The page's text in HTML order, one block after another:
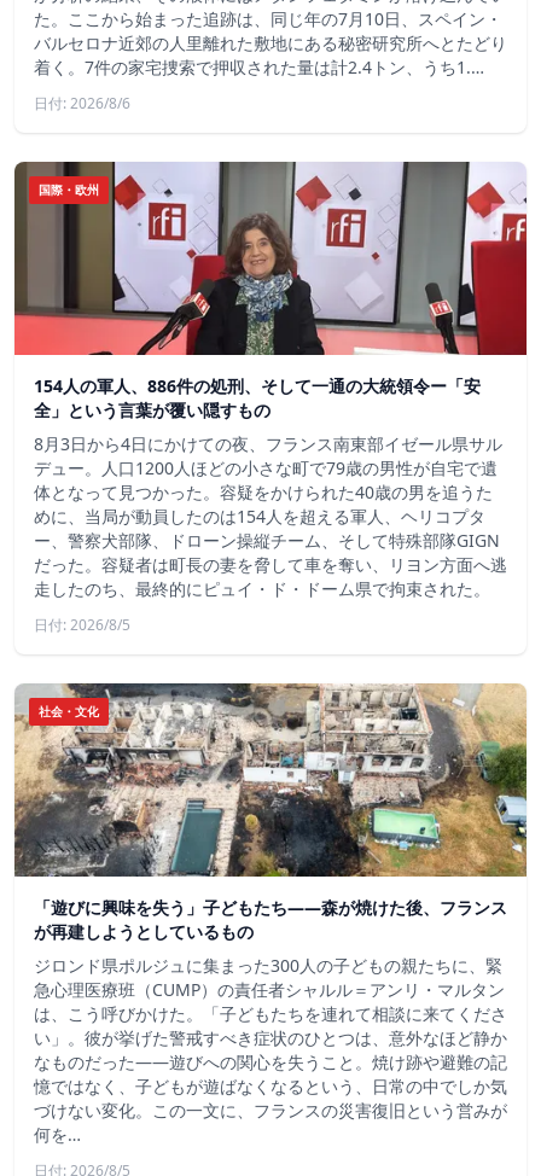
た。ここから始まった追跡は、同じ年の7月10日、スペイン・
バルセロナ近郊の人里離れた敷地にある秘密研究所へとたどり
着く。7件の家宅捜索で押収された量は計2.4トン、うち1.…
日付: 2026/8/6
国際・欧州
154人の軍人、886件の処刑、そして一通の大統領令ー「安
全」という言葉が覆い隠すもの
8月3日から4日にかけての夜、フランス南東部イゼール県サル
デュー。人口1200人ほどの小さな町で79歳の男性が自宅で遺
体となって見つかった。容疑をかけられた40歳の男を追うた
めに、当局が動員したのは154人を超える軍人、ヘリコプタ
ー、警察犬部隊、ドローン操縦チーム、そして特殊部隊GIGN
だった。容疑者は町長の妻を脅して車を奪い、リヨン方面へ逃
走したのち、最終的にピュイ・ド・ドーム県で拘束された。
日付: 2026/8/5
社会・文化
「遊びに興味を失う」子どもたち——森が焼けた後、フランス
が再建しようとしているもの
ジロンド県ポルジュに集まった300人の子どもの親たちに、緊
急心理医療班（CUMP）の責任者シャルル＝アンリ・マルタン
は、こう呼びかけた。「子どもたちを連れて相談に来てくださ
い」。彼が挙げた警戒すべき症状のひとつは、意外なほど静か
なものだった――遊びへの関心を失うこと。焼け跡や避難の記
憶ではなく、子どもが遊ばなくなるという、日常の中でしか気
づけない変化。この一文に、フランスの災害復旧という営みが
何を…
日付: 2026/8/5